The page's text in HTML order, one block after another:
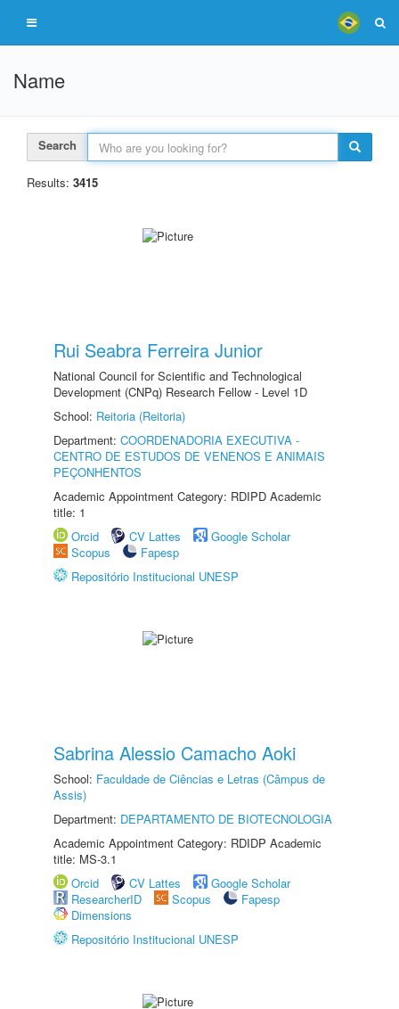
Name
Search
Results: 3415
Rui Seabra Ferreira Junior
National Council for Scientific and Technological
Development (CNPq) Research Fellow - Level 1D
School: Reitoria (Reitoria)
Department: COORDENADORIA EXECUTIVA -
CENTRO DE ESTUDOS DE VENENOS E ANIMAIS
PEÇONHENTOS
Academic Appointment Category: RDIPD Academic
title: 1
Orcid
CV Lattes
Google Scholar
Scopus
Fapesp
Repositório Institucional UNESP
Sabrina Alessio Camacho Aoki
School: Faculdade de Ciências e Letras (Câmpus de
Assis)
Department: DEPARTAMENTO DE BIOTECNOLOGIA
Academic Appointment Category: RDIDP Academic
title: MS-3.1
Orcid
CV Lattes
Google Scholar
ResearcherID
Scopus
Fapesp
Dimensions
Repositório Institucional UNESP